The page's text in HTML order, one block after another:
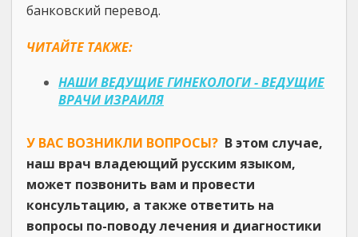
банковский перевод.
ЧИТАЙТЕ ТАКЖЕ:
НАШИ ВЕДУЩИЕ ГИНЕКОЛОГИ - ВЕДУЩИЕ
ВРАЧИ ИЗРАИЛЯ
У ВАС ВОЗНИКЛИ ВОПРОСЫ? В этом случае,
наш врач владеющий русским языком,
может позвонить вам и провести
консультацию, а также ответить на
вопросы по-поводу лечения и диагностики